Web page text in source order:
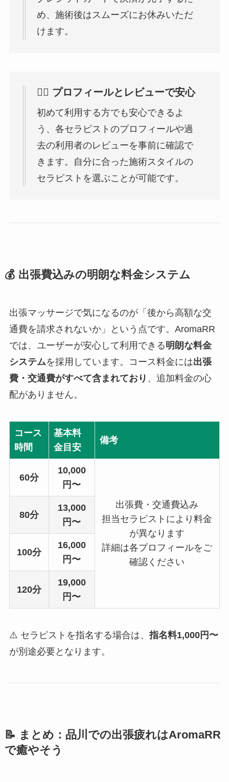
め、施術後はスムーズにお休みいただ
けます。
👩‍⚕️ プロフィールとレビューで安心
初めて利用する方でも安心できるよ
う、各セラピストのプロフィールや過
去の利用者のレビューを事前に確認で
きます。自分に合った施術スタイルの
セラピストを選ぶことが可能です。
💰 出張費込みの明朗な料金システム
出張マッサージで気になるのが「後から高額な交
通費を請求されないか」という点です。AromaRR
では、ユーザーが安心して利用できる明朗な料金
システムを採用しています。コース料金には出張
費・交通費がすべて含まれており 、追加料金の心
配がありません。
コース
時間
基本料
金目安
備考
60分
10,000
円〜
出張費・交通費込み
担当セラピストにより料金
が異なります
詳細は各プロフィールをご
確認ください
80分
13,000
円〜
100分
16,000
円〜
120分
19,000
円〜
⚠️ セラピストを指名する場合は、 指名料1,000円〜
が別途必要となります。
📝 まとめ：品川での出張疲れはAromaRR
で癒やそう